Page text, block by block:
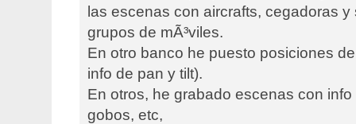
las escenas con aircrafts, cegadoras y
grupos de mÃ³viles.
En otro banco he puesto posiciones de
info de pan y tilt).
En otros, he grabado escenas con info
gobos, etc,